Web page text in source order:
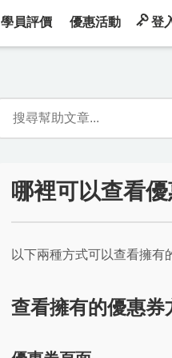
學員評價 優惠活動 登
哪裡可以查看優
以下兩種方式可以查看擁有
查看擁有的優惠券